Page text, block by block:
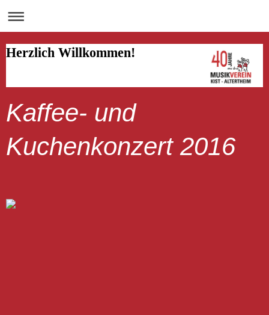
Herzlich Willkommen!
Kaffee- und
Kuchenkonzert 2016